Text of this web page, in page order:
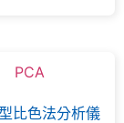
比色法分析儀